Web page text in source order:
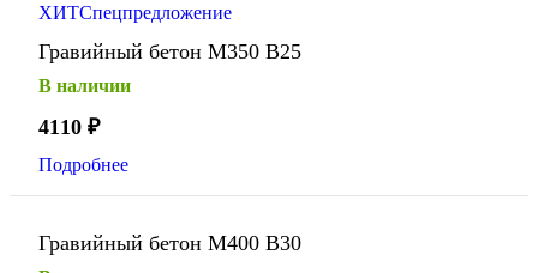
ХИТСпецпредложение
Гравийный бетон М350 В25
В наличии
4110 ₽
Подробнее
Гравийный бетон М400 В30